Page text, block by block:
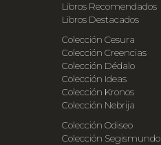
Libros Recomendados
Libros Destacados
Colección Cesura
Colección Creencias
Colección Dédalo
Colección Ideas
Colección Kronos
Colección Nebrija
Colección Odiseo
Colección Segismundo